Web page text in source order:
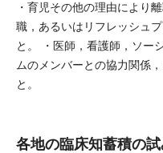
・育児その他の理由により
職，あるいはリフレッシュ
と。 ・医師，看護師，ソー
ムのメンバーとの協力関係
と。
各地の臨床知蓄積の